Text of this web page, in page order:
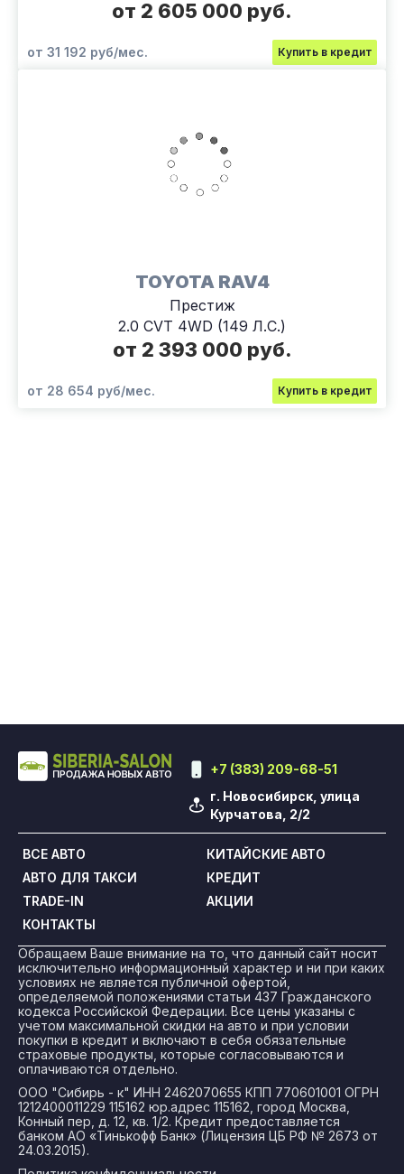
от 2 605 000 руб.
от 31 192 руб/мес. Купить в кредит
TOYOTA RAV4
Престиж
2.0 CVT 4WD (149 Л.С.)
от 2 393 000 руб.
от 28 654 руб/мес. Купить в кредит
+7 (383) 209-68-51
г. Новосибирск, улица
Курчатова, 2/2
ВСЕ АВТО
КИТАЙСКИЕ АВТО
АВТО ДЛЯ ТАКСИ
КРЕДИТ
TRADE-IN
АКЦИИ
КОНТАКТЫ
Обращаем Ваше внимание на то, что данный сайт носит
исключительно информационный характер и ни при каких
условиях не является публичной офертой,
определяемой положениями статьи 437 Гражданского
кодекса Российской Федерации. Все цены указаны с
учетом максимальной скидки на авто и при условии
покупки в кредит и включают в себя обязательные
страховые продукты, которые согласовываются и
оплачиваются отдельно.
ООО "Сибирь - к" ИНН 2462070655 КПП 770601001 ОГРН
1212400011229 115162 юр.адрес 115162, город Москва,
Конный пер, д. 12, кв. 1/2. Кредит предоставляется
банком АО «Тинькофф Банк» (Лицензия ЦБ РФ № 2673 от
24.03.2015).